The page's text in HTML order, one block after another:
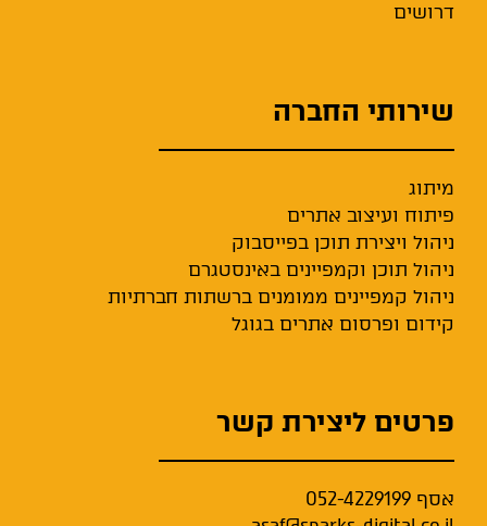
דרושים
שירותי החברה
מיתוג
פיתוח ועיצוב אתרים
ניהול ויצירת תוכן בפייסבוק
ניהול תוכן וקמפיינים באינסטגרם
ניהול קמפיינים ממומנים ברשתות חברתיות
קידום ופרסום אתרים בגוגל
פרטים ליצירת קשר
אסף 052-4229199